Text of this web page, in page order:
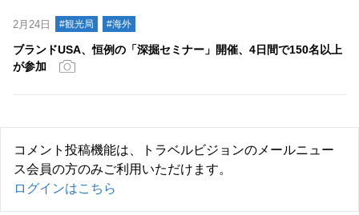
2月24日 #観光局 #海外
ブランドUSA、恒例の「深掘セミナー」開催、4日間で150名以上
が参加
コメント投稿機能は、トラベルビジョンのメールニュー
ス会員の方のみご利用いただけます。
ログインはこちら